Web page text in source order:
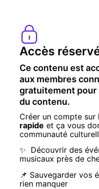
Accès
Ce contenu est
aux membres
gratuitement pour
du contenu.
Créer un compte sur
rapide et ça vous
communauté
✨ Découvrir des
musicaux près de
📌 Sauvegarder vos
rien manquer